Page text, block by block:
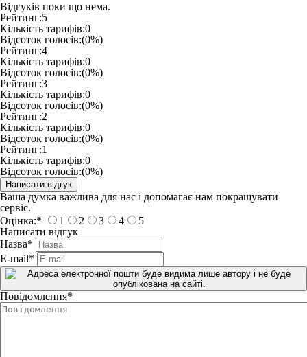
Відгуків поки що нема.
Рейтинг:5
Кількість тарифів:0
Відсоток голосів:(0%)
Рейтинг:4
Кількість тарифів:0
Відсоток голосів:(0%)
Рейтинг:3
Кількість тарифів:0
Відсоток голосів:(0%)
Рейтинг:2
Кількість тарифів:0
Відсоток голосів:(0%)
Рейтинг:1
Кількість тарифів:0
Відсоток голосів:(0%)
Ваша думка важлива для нас і допомагає нам покращувати
сервіс.
Оцінка:* 1 2 3 4
5
Написати відгук
Назва*
E-mail*
Повідомлення*